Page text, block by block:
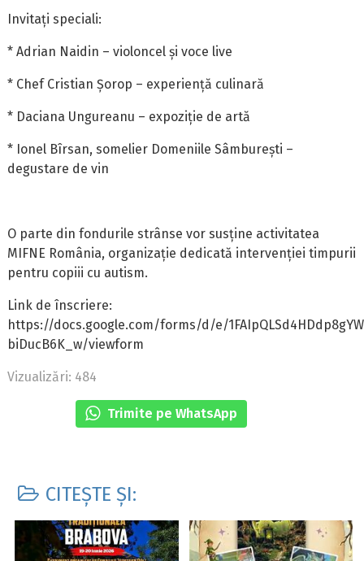
Invitați speciali:
* Adrian Naidin – violoncel și voce live
* Chef Cristian Șorop – experiență culinară
* Daciana Ungureanu – expoziție de artă
* Ionel Bîrsan, somelier Domeniile Sâmburești –
degustare de vin
O parte din fondurile strânse vor susține activitatea
MIFNE România, organizație dedicată intervenției timpurii
pentru copiii cu autism.
Link de înscriere:
https://docs.google.com/forms/d/e/
biDucB6K_w/viewform
Vizualizări: 484
Trimite pe WhatsApp
CITEȘTE ȘI: